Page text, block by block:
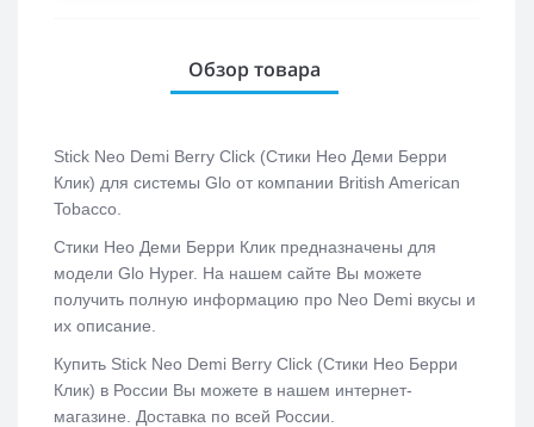
Обзор товара
Stick Neo Demi Berry Click (Стики Нео Деми Берри
Клик) для системы Glo от компании British American
Tobacco.
Стики Нео Деми Берри Клик предназначены для
модели Glo Hyper. На нашем сайте Вы можете
получить полную информацию про Neo Demi вкусы и
их описание.
Купить Stick Neo Demi Berry Click (Стики Нео Берри
Клик) в России Вы можете в нашем интернет-
магазине. Доставка по всей России.